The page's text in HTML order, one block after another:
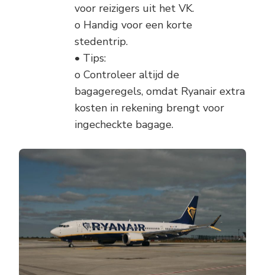
voor reizigers uit het VK.
o Handig voor een korte
stedentrip.
• Tips:
o Controleer altijd de
bagageregels, omdat Ryanair extra
kosten in rekening brengt voor
ingecheckte bagage.